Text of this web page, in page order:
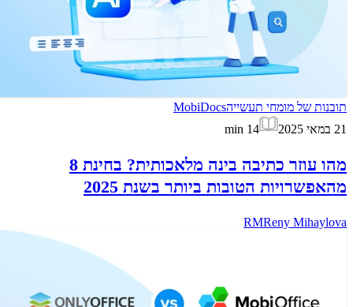
תובנות של מומחי תעשייהMobiDocs
21 במאי 2025
14
min
מהו עוזר כתיבה בינה מלאכותית? בחינת 8
מהאפשרויות הטובות ביותר בשנת 2025
RMReny Mihaylova